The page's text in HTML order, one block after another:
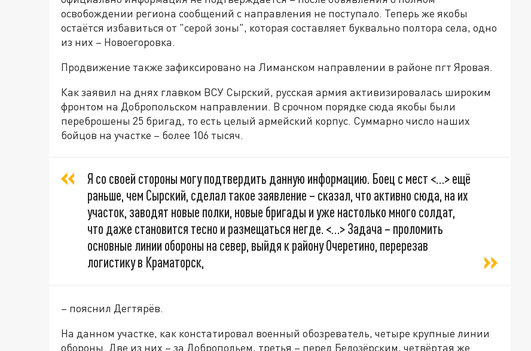
освобождении региона сообщений с направления не поступало. Теперь же якобы
остаётся избавиться от "серой зоны", которая составляет буквально полтора села, одно
из них – Новоегоровка.
Продвижение также зафиксировано на Лиманском направлении в районе пгт Яровая.
Как заявил на днях главком ВСУ Сырский, русская армия активизировалась широким
фронтом на Добропольском направлении. В срочном порядке сюда якобы были
переброшены 25 бригад, то есть целый армейский корпус. Суммарно число наших
бойцов на участке – более 106 тысяч.
Я со своей стороны могу подтвердить данную информацию. Боец с мест <…> ещё
раньше, чем Сырский, сделал такое заявление – сказал, что активно сюда, на их
участок, заводят новые полки, новые бригады и уже настолько много солдат,
что даже становится тесно и размещаться негде. <…> Задача – проломить
основные линии обороны на север, выйдя к району Очеретино, перерезав
логистику в Краматорск,
– пояснил Дегтярёв.
На данном участке, как констатировал военный обозреватель, четыре крупные линии
обороны. Две из них – за Добропольем, третья – перед Белозёрским, четвёртая же